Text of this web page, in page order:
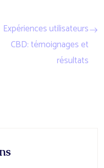
Expériences utilisateurs
CBD: témoignages et
résultats